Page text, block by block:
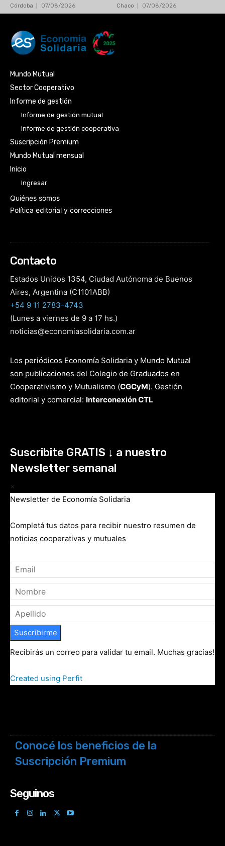
Córdoba 07/08/2026 Chaco 07/08/2026
Mundo Mutual
Sector Cooperativo
Informe de gestión
Informe de gestión mutual
Informe de gestión cooperativa
Suscripción Premium
Mundo Mutual mensual
Inicio
Ingresar
Quiénes somos
Política editorial y correcciones
Contacto
Estados Unidos 1354, Ciudad Autónoma de Buenos
Aires, Argentina (C1101ABB)
+54 9 11 2783-4743
(Lunes a viernes de 9 a 17 hs.)
noticias@economiasolidaria.com.ar
Los periódicos Economía Solidaria y Mundo Mutual
son publicaciones del Colegio de Graduados en
Cooperativismo y Mutualismo (CGCyM). Gestión
editorial y comercial: Interconexión CTL
Suscribite GRATIS ↓ a nuestro
Newsletter semanal
×
Newsletter de Economía Solidaria
Completá tus datos para recibir nuestro resumen de
noticias cooperativas y mutuales
Suscribirme
Recibirás un correo para validar tu email. Muchas gracias!
Created using Perfit
Conocé los beneficios de la
Suscripción Premium
Seguinos